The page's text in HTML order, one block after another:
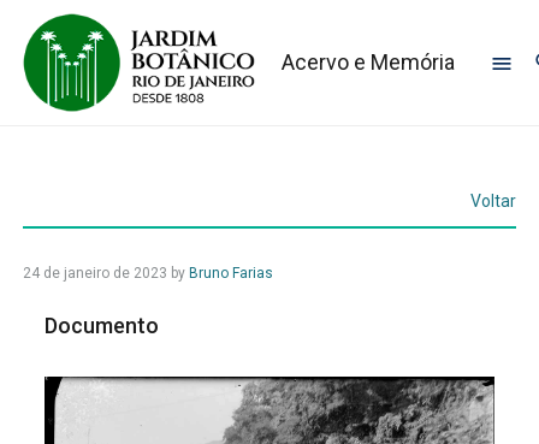
Acervo e Memória
Voltar
24 de janeiro de 2023 by Bruno Farias
Documento